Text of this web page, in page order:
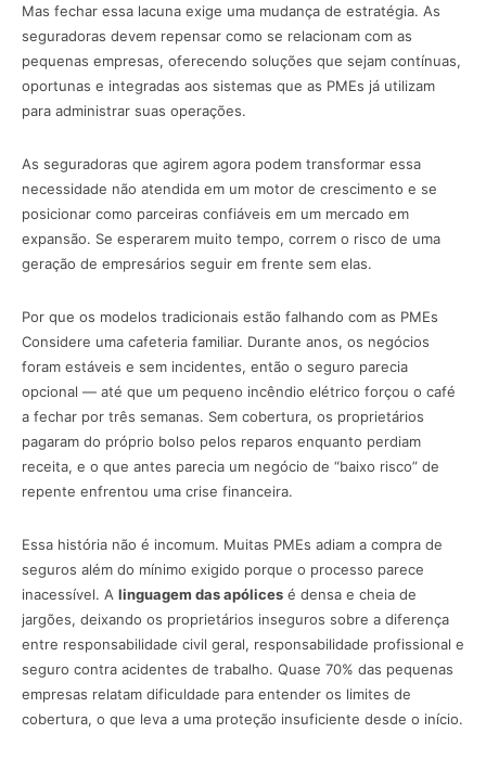
Mas fechar essa lacuna exige uma mudança de estratégia. As
seguradoras devem repensar como se relacionam com as
pequenas empresas, oferecendo soluções que sejam contínuas,
oportunas e integradas aos sistemas que as PMEs já utilizam
para administrar suas operações.
As seguradoras que agirem agora podem transformar essa
necessidade não atendida em um motor de crescimento e se
posicionar como parceiras confiáveis em um mercado em
expansão. Se esperarem muito tempo, correm o risco de uma
geração de empresários seguir em frente sem elas.
Por que os modelos tradicionais estão falhando com as PMEs
Considere uma cafeteria familiar. Durante anos, os negócios
foram estáveis e sem incidentes, então o seguro parecia
opcional — até que um pequeno incêndio elétrico forçou o café
a fechar por três semanas. Sem cobertura, os proprietários
pagaram do próprio bolso pelos reparos enquanto perdiam
receita, e o que antes parecia um negócio de “baixo risco” de
repente enfrentou uma crise financeira.
Essa história não é incomum. Muitas PMEs adiam a compra de
seguros além do mínimo exigido porque o processo parece
inacessível. A linguagem das apólices é densa e cheia de
jargões, deixando os proprietários inseguros sobre a diferença
entre responsabilidade civil geral, responsabilidade profissional e
seguro contra acidentes de trabalho. Quase 70% das pequenas
empresas relatam dificuldade para entender os limites de
cobertura, o que leva a uma proteção insuficiente desde o início.